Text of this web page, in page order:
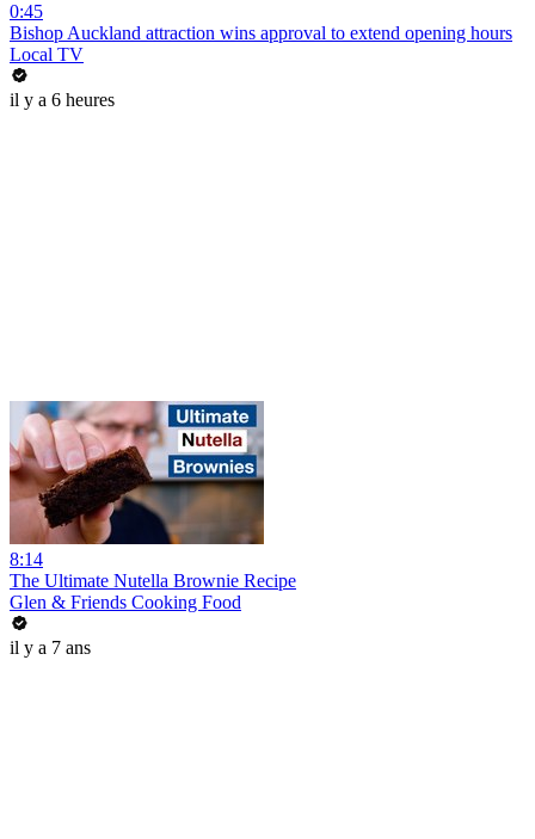
0:45
Bishop Auckland attraction wins approval to extend opening hours
Local TV
il y a 6 heures
8:14
The Ultimate Nutella Brownie Recipe
Glen & Friends Cooking Food
il y a 7 ans